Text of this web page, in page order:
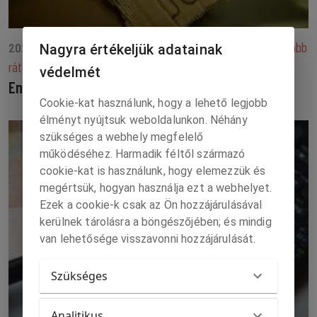
2025. 04. 06.A V4-ek közül Szlovákiában mérték a legmagasabb
rátát
Enyhén csökkent a munkanélküliség februárban
Nagyra értékeljük adatainak
védelmét
Cookie-kat használunk, hogy a lehető legjobb
élményt nyújtsuk weboldalunkon. Néhány
szükséges a webhely megfelelő
működéséhez. Harmadik féltől származó
cookie-kat is használunk, hogy elemezzük és
megértsük, hogyan használja ezt a webhelyet.
Ezek a cookie-k csak az Ön hozzájárulásával
kerülnek tárolásra a böngészőjében; és mindig
van lehetősége visszavonni hozzájárulását.
Szükséges